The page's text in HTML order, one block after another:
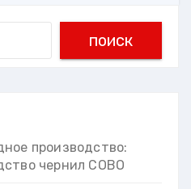
поиск
производство:
чернил COBO